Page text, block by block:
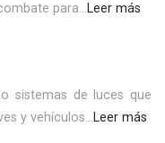
para...Leer más
sistemas de luces que
y vehículos...Leer más